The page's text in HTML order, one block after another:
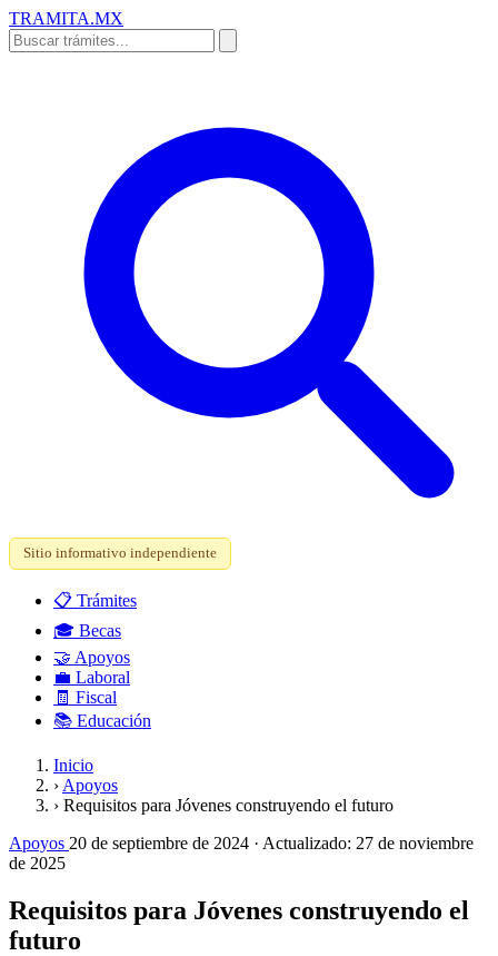
TRAMITA.MX
Sitio informativo independiente
📋 Trámites
🎓 Becas
🤝 Apoyos
💼 Laboral
🧾 Fiscal
📚 Educación
Inicio
› Apoyos
› Requisitos para Jóvenes construyendo el futuro
Apoyos 20 de septiembre de 2024 · Actualizado: 27 de noviembre
de 2025
Requisitos para Jóvenes construyendo el
futuro